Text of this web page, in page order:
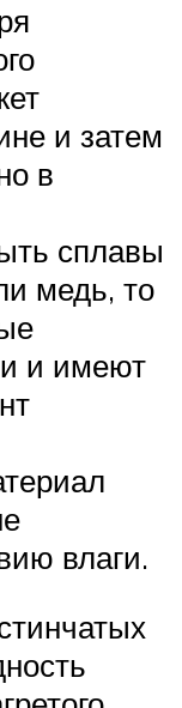
и затем
в
сплавы
медь, то
и имеют
влаги.